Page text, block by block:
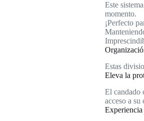
Este
momento.
¡Perfecto
Estas
Eleva la
El candado
acceso a su